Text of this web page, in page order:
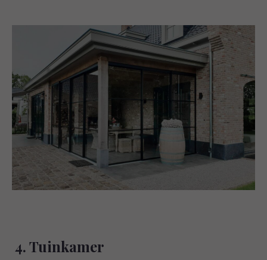
4. Tuinkamer